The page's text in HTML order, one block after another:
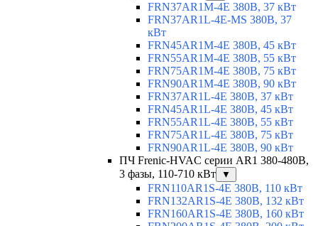
FRN37AR1M-4E 380В, 37 кВт
FRN37AR1L-4E-MS 380В, 37
кВт
FRN45AR1M-4E 380В, 45 кВт
FRN55AR1M-4E 380В, 55 кВт
FRN75AR1M-4E 380В, 75 кВт
FRN90AR1M-4E 380В, 90 кВт
FRN37AR1L-4E 380В, 37 кВт
FRN45AR1L-4E 380В, 45 кВт
FRN55AR1L-4E 380В, 55 кВт
FRN75AR1L-4E 380В, 75 кВт
FRN90AR1L-4E 380В, 90 кВт
ПЧ Frenic-HVAC серии AR1 380-480В,
3 фазы, 110-710 кВт
▼
FRN110AR1S-4E 380В, 110 кВт
FRN132AR1S-4E 380В, 132 кВт
FRN160AR1S-4E 380В, 160 кВт